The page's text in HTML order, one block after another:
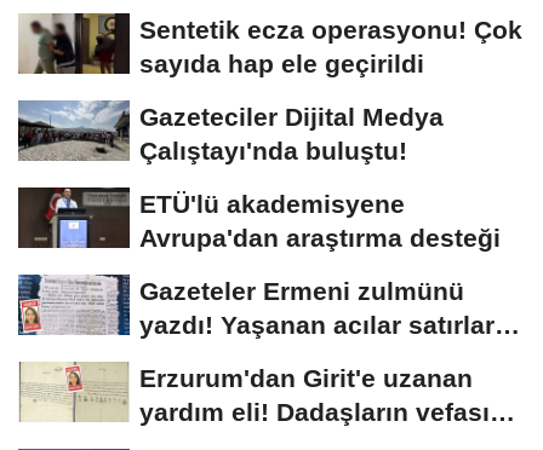
Sentetik ecza operasyonu! Çok
sayıda hap ele geçirildi
Gazeteciler Dijital Medya
Çalıştayı'nda buluştu!
ETÜ'lü akademisyene
Avrupa'dan araştırma desteği
Gazeteler Ermeni zulmünü
yazdı! Yaşanan acılar satırlara
Erzurum'dan Girit'e uzanan
yardım eli! Dadaşların vefası